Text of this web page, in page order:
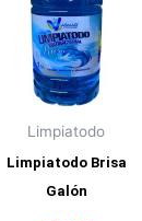
Limpiatodo
Limpiatodo Brisa
Galón